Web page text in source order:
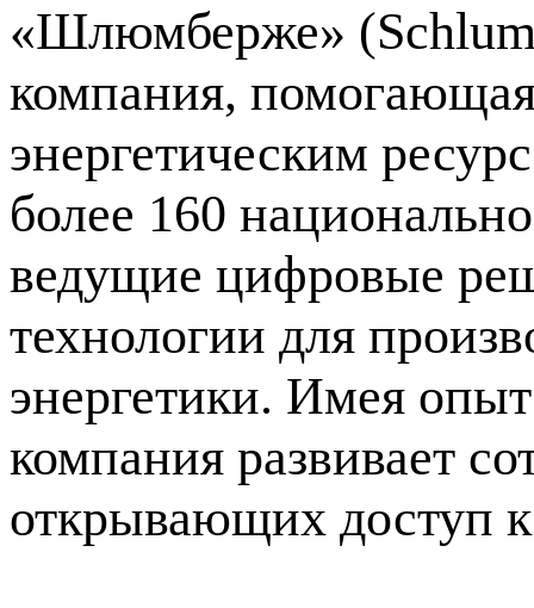
«Шлюмберже»
компания,
энергетическим
более 160
ведущие цифровые
технологии для
энергетики. Имея
компания развивает
открывающих доступ